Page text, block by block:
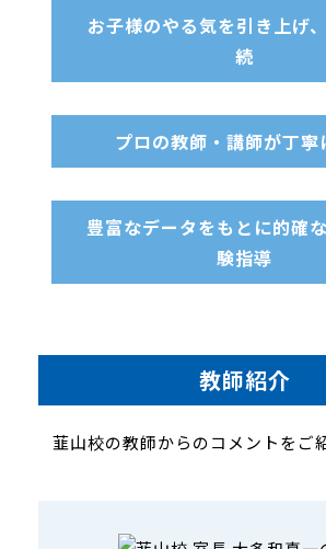
お子様のやる気を引き上げ
続
プロの教師・講師が丁寧
豊富なデータをもとに的確
験指導
教師紹介
韮山校の教師からのコメントをご